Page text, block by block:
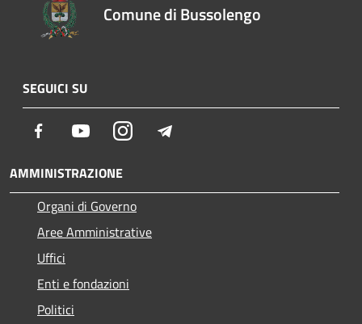
Comune di Bussolengo
SEGUICI SU
Facebook YoutubeInstagram
AMMINISTRAZIONE
Organi di Governo
Aree Amministrative
Uffici
Enti e fondazioni
Politici